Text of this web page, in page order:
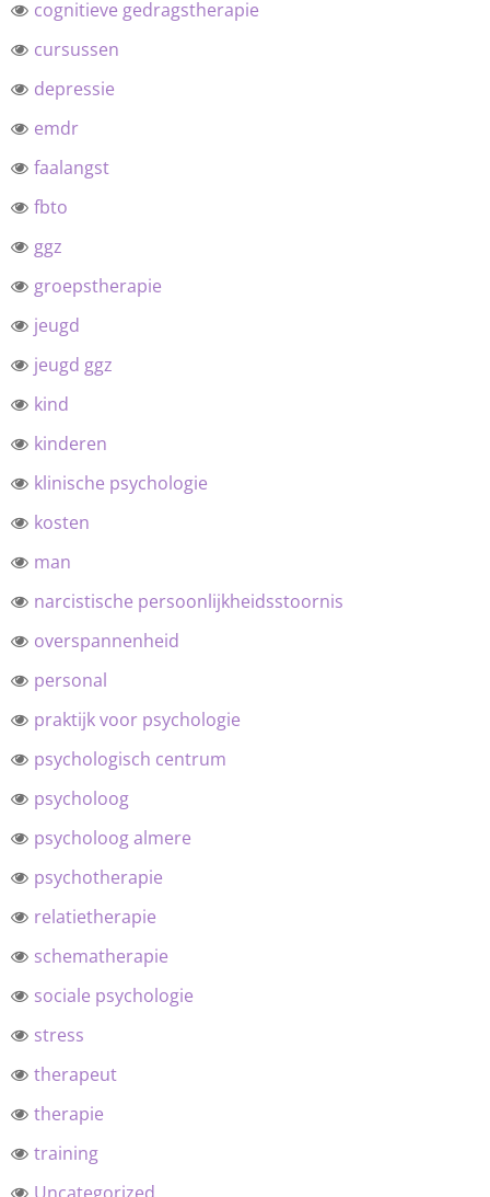
cognitieve gedragstherapie
cursussen
depressie
emdr
faalangst
fbto
ggz
groepstherapie
jeugd
jeugd ggz
kind
kinderen
klinische psychologie
kosten
man
narcistische persoonlijkheidsstoornis
overspannenheid
personal
praktijk voor psychologie
psychologisch centrum
psycholoog
psycholoog almere
psychotherapie
relatietherapie
schematherapie
sociale psychologie
stress
therapeut
therapie
training